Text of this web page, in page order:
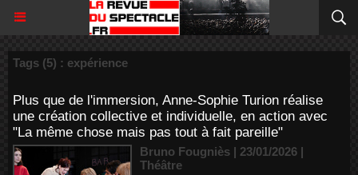
Tags (5) : expérience
Plus que de l'immersion, Anne-Sophie Turion réalise
une création collective et individuelle, en action avec
"La même chose mais pas tout à fait pareille"
Bruno Fougniès | 23/01/2026 |
Théâtre